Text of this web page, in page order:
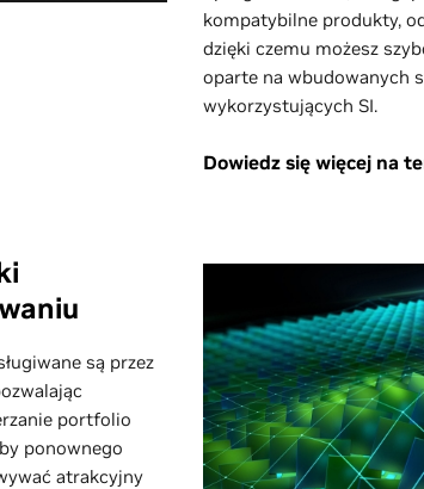
kompatybilne produkty,
dzięki czemu możesz
oparte na wbudowanych
wykorzystujących SI.
Dowiedz się więcej na
są przez
portfolio
ponownego
atrakcyjny